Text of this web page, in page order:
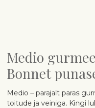
Medio
Bonnet
Medio – parajalt paras
toitude ja veiniga. Kingi